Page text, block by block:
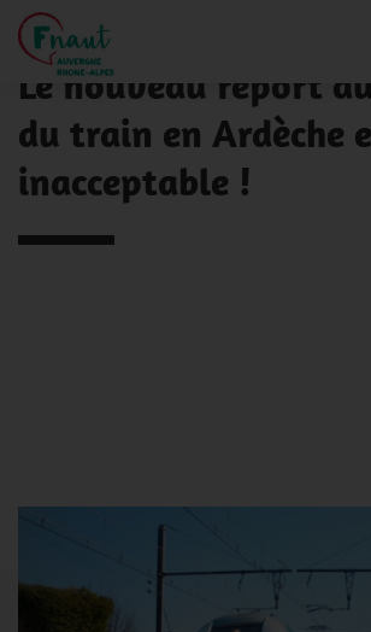
Panneau de gestion des cookies
NOS ACTUALITÉS
Le nouveau report
du train en Ardèche
inacceptable !